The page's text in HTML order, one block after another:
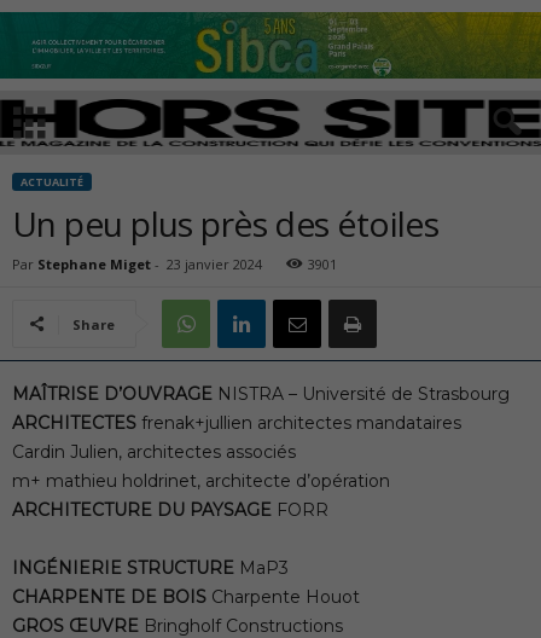
ACTUALITÉ
Un peu plus près des étoiles
Par Stephane Miget - 23 janvier 2024 3901
Share
MAÎTRISE D’OUVRAGE NISTRA – Université de Strasbourg
ARCHITECTES frenak+jullien architectes mandataires
Cardin Julien, architectes associés
m+ mathieu holdrinet, architecte d’opération
ARCHITECTURE DU PAYSAGE FORR
INGÉNIERIE STRUCTURE MaP3
CHARPENTE DE BOIS Charpente Houot
GROS ŒUVRE Bringholf Constructions